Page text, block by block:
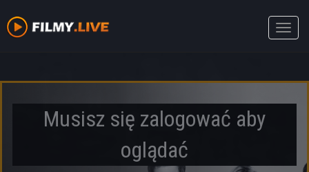
Toggle
Musisz się zalogować aby
oglądać